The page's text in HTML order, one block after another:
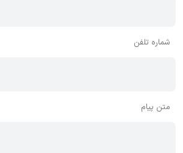
شماره تلفن
متن پیام